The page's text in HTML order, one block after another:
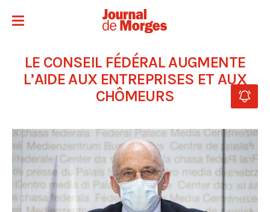
LE CONSEIL FÉDÉRAL AUGMENTE
L’AIDE AUX ENTREPRISES ET AUX
CHÔMEURS